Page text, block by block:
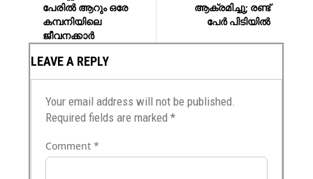
പേരില്‍ ആറും ഒരേ
കമ്പനിയിലെ
ജീവനക്കാർ
ആക്രമിച്ചു; രണ്ട്
പേർ പിടിയിൽ
LEAVE A REPLY
Your email address will not be published.
Required fields are marked*
Comment*